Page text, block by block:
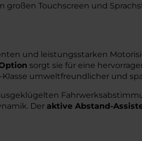
großen Touchscreen und
und leistungsstarken
sorgt sie für eine
Klasse umweltfreundlicher und
Der aktive Abstand-